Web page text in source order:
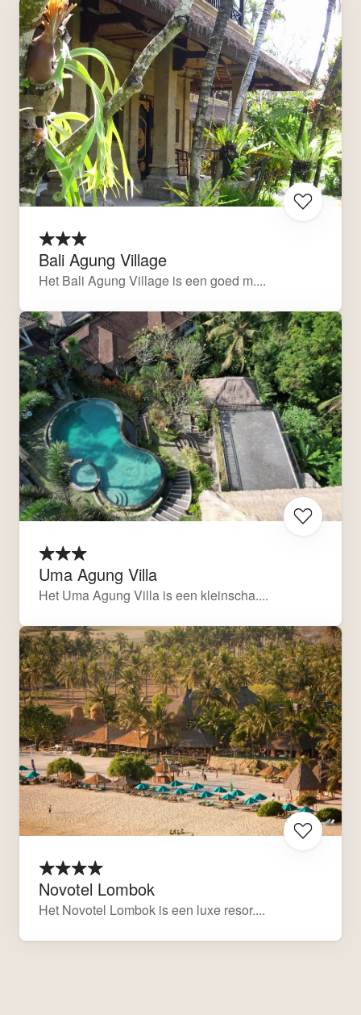
Bali Agung Village
Het Bali Agung Village is een goed m....
Uma Agung Villa
Het Uma Agung Villa is een kleinscha....
Novotel Lombok
Het Novotel Lombok is een luxe resor....